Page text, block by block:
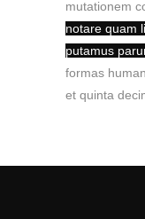
mutationem
notare quam
putamus
formas
et quinta